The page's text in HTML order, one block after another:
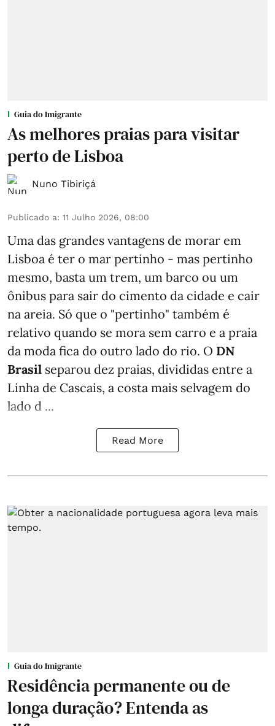
Guia do Imigrante
As melhores praias para visitar
perto de Lisboa
Nuno Tibiriçá
Publicado a: 11 Julho 2026, 08:00
Uma das grandes vantagens de morar em
Lisboa é ter o mar pertinho - mas pertinho
mesmo, basta um trem, um barco ou um
ônibus para sair do cimento da cidade e cair
na areia. Só que o "pertinho" também é
relativo quando se mora sem carro e a praia
da moda fica do outro lado do rio. O DN
Brasil separou dez praias, divididas entre a
Linha de Cascais, a costa mais selvagem do
lado d ...
Read More
Guia do Imigrante
Residência permanente ou de
longa duração? Entenda as